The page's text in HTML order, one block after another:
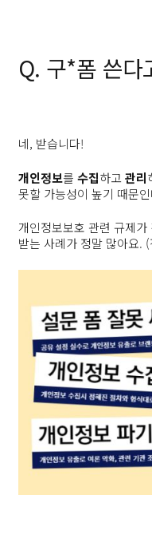
Q. 구*폼 쓴다
네, 받습니다!
개인정보를 수집하고관리
못할 가능성이 높기 때문
개인정보보호 관련 규제
받는 사례가 정말 많아요.